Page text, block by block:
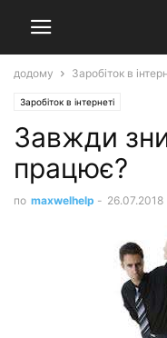
додому Заробіток в
Заробіток в інтернеті
Завжди
працює?
по maxwelhelp - 26.07.2018